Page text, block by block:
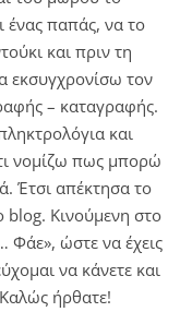
ένας παπάς, να το
και πριν τη
τον
– καταγραφής.
και
νομίζω πως μπορώ
Έτσι απέκτησα το
blog. Κινούμενη στο
Φάε», ώστε να έχεις
να κάνετε και
ήρθατε!